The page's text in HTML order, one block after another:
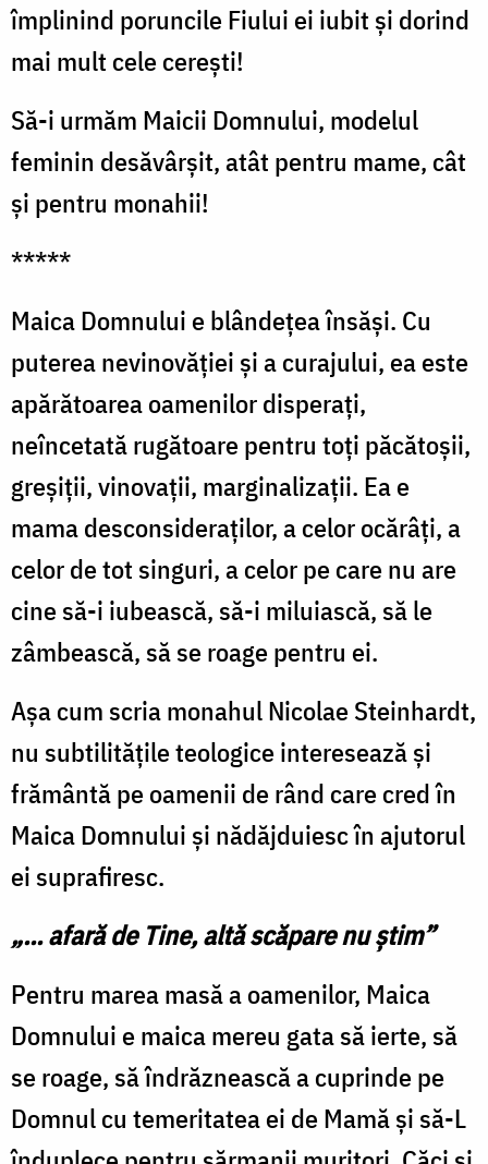
împlinind poruncile Fiului ei iubit și dorind
mai mult cele cerești!
Să-i urmăm Maicii Domnului, modelul
feminin desăvârșit, atât pentru mame, cât
și pentru monahii!
*****
Maica Domnului e blândețea însăși. Cu
puterea nevinovăției și a curajului, ea este
apărătoarea oamenilor disperați,
neîncetată rugătoare pentru toți păcătoșii,
greșiții, vinovații, marginalizații. Ea e
mama desconsideraților, a celor ocărâți, a
celor de tot singuri, a celor pe care nu are
cine să-i iubească, să-i miluiască, să le
zâmbească, să se roage pentru ei.
Așa cum scria monahul Nicolae Steinhardt,
nu subtilitățile teologice interesează și
frământă pe oamenii de rând care cred în
Maica Domnului și nădăjduiesc în ajutorul
ei suprafiresc.
„... afară de Tine, altă scăpare nu știm”
Pentru marea masă a oamenilor, Maica
Domnului e maica mereu gata să ierte, să
se roage, să îndrăznească a cuprinde pe
Domnul cu temeritatea ei de Mamă și să-L